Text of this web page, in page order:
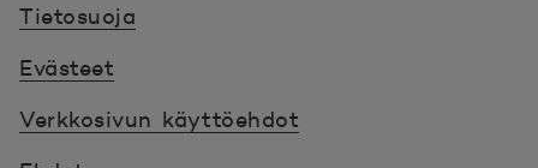
Tietosuoja
Evästeet
Verkkosivun käyttöehdot